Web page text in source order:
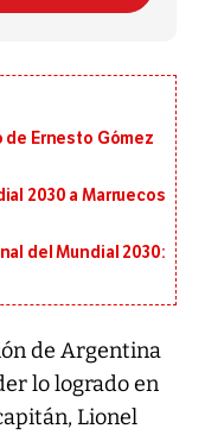
de Ernesto Gómez
2030 a Marruecos
del Mundial 2030:
de Argentina
lo logrado en
Lionel